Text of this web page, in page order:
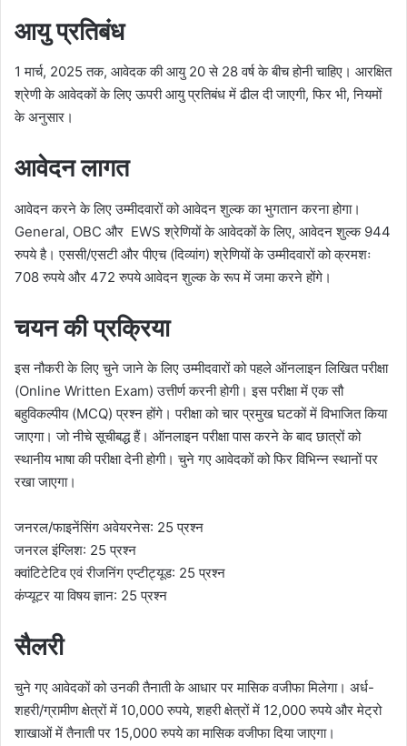
आयु प्रतिबंध
1 मार्च, 2025 तक, आवेदक की आयु 20 से 28 वर्ष के बीच होनी चाहिए। आरक्षित
श्रेणी के आवेदकों के लिए ऊपरी आयु प्रतिबंध में ढील दी जाएगी, फिर भी, नियमों
के अनुसार।
आवेदन लागत
आवेदन करने के लिए उम्मीदवारों को आवेदन शुल्क का भुगतान करना होगा।
General, OBC और EWS श्रेणियों के आवेदकों के लिए, आवेदन शुल्क 944
रुपये है। एससी/एसटी और पीएच (दिव्यांग) श्रेणियों के उम्मीदवारों को क्रमशः
708 रुपये और 472 रुपये आवेदन शुल्क के रूप में जमा करने होंगे।
चयन की प्रक्रिया
इस नौकरी के लिए चुने जाने के लिए उम्मीदवारों को पहले ऑनलाइन लिखित परीक्षा
(Online Written Exam) उत्तीर्ण करनी होगी। इस परीक्षा में एक सौ
बहुविकल्पीय (MCQ) प्रश्न होंगे। परीक्षा को चार प्रमुख घटकों में विभाजित किया
जाएगा। जो नीचे सूचीबद्ध हैं। ऑनलाइन परीक्षा पास करने के बाद छात्रों को
स्थानीय भाषा की परीक्षा देनी होगी। चुने गए आवेदकों को फिर विभिन्न स्थानों पर
रखा जाएगा।
जनरल/फाइनेंसिंग अवेयरनेस: 25 प्रश्न
जनरल इंग्लिश: 25 प्रश्न
क्वांटिटेटिव एवं रीजनिंग एप्टीट्यूड: 25 प्रश्न
कंप्यूटर या विषय ज्ञान: 25 प्रश्न
सैलरी
चुने गए आवेदकों को उनकी तैनाती के आधार पर मासिक वजीफा मिलेगा। अर्ध-
शहरी/ग्रामीण क्षेत्रों में 10,000 रुपये, शहरी क्षेत्रों में 12,000 रुपये और मेट्रो
शाखाओं में तैनाती पर 15,000 रुपये का मासिक वजीफा दिया जाएगा।